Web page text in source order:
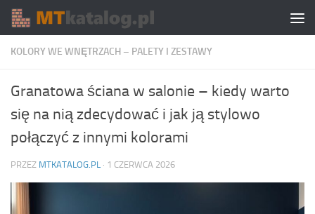
Skip to content
KOLORY WE WNĘTRZACH – PALETY I ZESTAWY
Granatowa ściana w salonie – kiedy warto
się na nią zdecydować i jak ją stylowo
połączyć z innymi kolorami
PRZEZ MTKATALOG.PL · 1 CZERWCA 2026